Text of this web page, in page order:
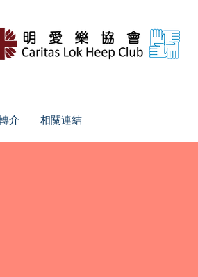
介 相關連結